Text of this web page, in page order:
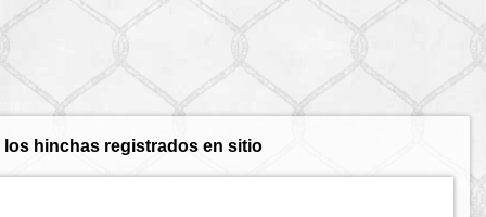
hinchas registrados en sitio